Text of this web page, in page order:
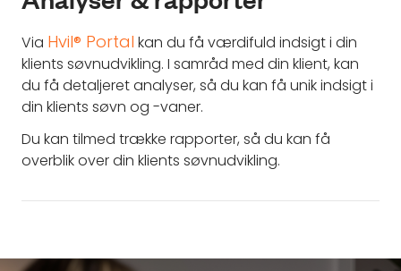
Via Hvil® Portal kan du få værdifuld indsigt i din
klients søvnudvikling. I samråd med din klient, kan
du få detaljeret analyser, så du kan få unik indsigt i
din klients søvn og -vaner.
Du kan tilmed trække rapporter, så du kan få
overblik over din klients søvnudvikling.